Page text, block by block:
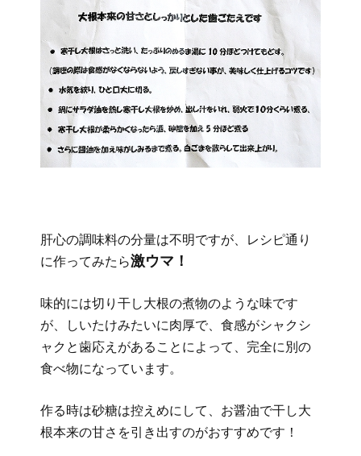
肝心の調味料の分量は不明ですが、レシピ通り
に作ってみたら激ウマ！
味的には切り干し大根の煮物のような味です
が、しいたけみたいに肉厚で、食感がシャクシ
ャクと歯応えがあることによって、完全に別の
食べ物になっています。
作る時は砂糖は控えめにして、お醤油で干し大
根本来の甘さを引き出すのがおすすめです！